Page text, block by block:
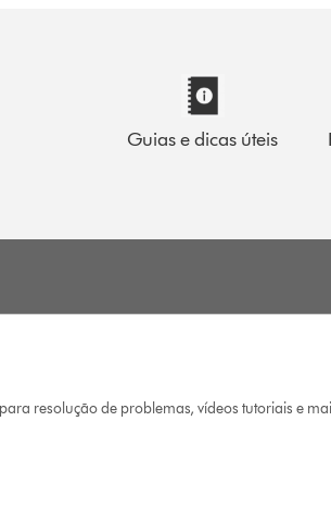
Guias e dicas úteis
resolução de problemas, vídeos tutoriais e